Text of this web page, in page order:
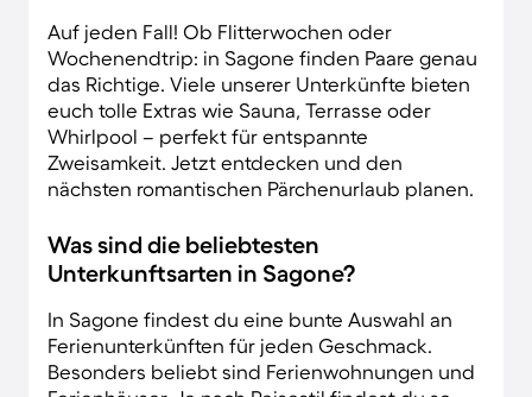
Auf jeden Fall! Ob Flitterwochen oder
Wochenendtrip: in Sagone finden Paare genau
das Richtige. Viele unserer Unterkünfte bieten
euch tolle Extras wie Sauna, Terrasse oder
Whirlpool – perfekt für entspannte
Zweisamkeit. Jetzt entdecken und den
nächsten romantischen Pärchenurlaub planen.
Was sind die beliebtesten
Unterkunftsarten in Sagone?
In Sagone findest du eine bunte Auswahl an
Ferienunterkünften für jeden Geschmack.
Besonders beliebt sind Ferienwohnungen und